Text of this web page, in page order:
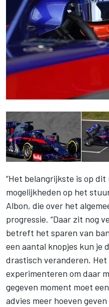
“Het belangrijkste is op
mogelijkheden op het
Albon, die over het
progressie. “Daar zit nog
betreft het sparen van
een aantal knopjes kun je
drastisch veranderen. Het
experimenteren om daar
gegeven moment moet
advies meer hoeven